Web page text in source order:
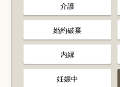
介護
婚約破棄
内縁
妊娠中